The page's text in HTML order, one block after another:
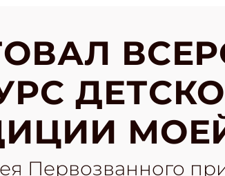
Первозванного